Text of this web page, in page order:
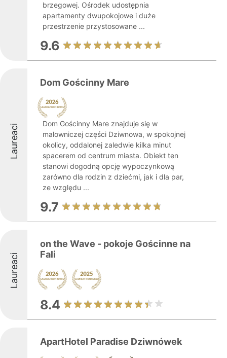
brzegowej. Ośrodek udostępnia
apartamenty dwupokojowe i duże
przestrzenie przystosowane ...
9.6
Laureaci
Dom Gościnny Mare
Dom Gościnny Mare znajduje się w
malowniczej części Dziwnowa, w spokojnej
okolicy, oddalonej zaledwie kilka minut
spacerem od centrum miasta. Obiekt ten
stanowi dogodną opcję wypoczynkową
zarówno dla rodzin z dziećmi, jak i dla par,
ze względu ...
9.7
Laureaci
on the Wave - pokoje Gościnne na
Fali
8.4
ApartHotel Paradise Dziwnówek